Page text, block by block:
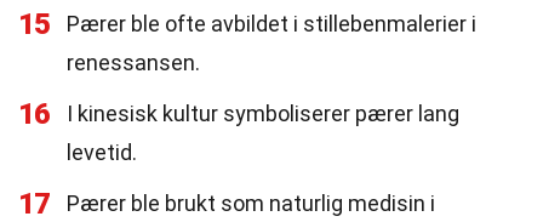
15
Pærer ble ofte avbildet i stillebenmalerier i
renessansen.
16
I kinesisk kultur symboliserer pærer lang
levetid.
17
Pærer ble brukt som naturlig medisin i